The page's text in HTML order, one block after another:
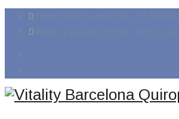
Carrer de Provença, 214, 2-2, 08036
Martes y Jueves de 9:00 - 13:00 y